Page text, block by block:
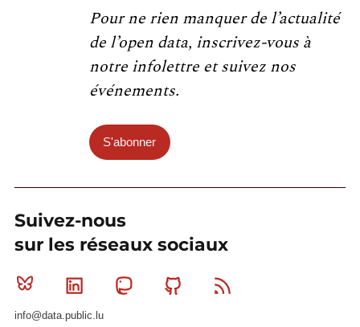
Pour ne rien manquer de l’actualité
de l’open data, inscrivez-vous à
notre infolettre et suivez nos
événements.
S'abonner
Suivez-nous
sur les réseaux sociaux
Bluesky Linkedin MastodonGithub
info@data.public.lu